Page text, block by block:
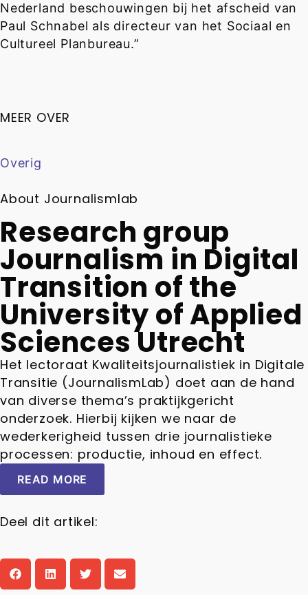
Nederland beschouwingen bij het afscheid van
Paul Schnabel als directeur van het Sociaal en
Cultureel Planbureau.”
MEER OVER
Overig
About Journalismlab
Research group
Journalism in Digital
Transition of the
University of Applied
Sciences Utrecht
Het lectoraat Kwaliteitsjournalistiek in Digitale
Transitie (JournalismLab) doet aan de hand
van diverse thema’s praktijkgericht
onderzoek. Hierbij kijken we naar de
wederkerigheid tussen drie journalistieke
processen: productie, inhoud en effect.
READ MORE
Deel dit artikel: